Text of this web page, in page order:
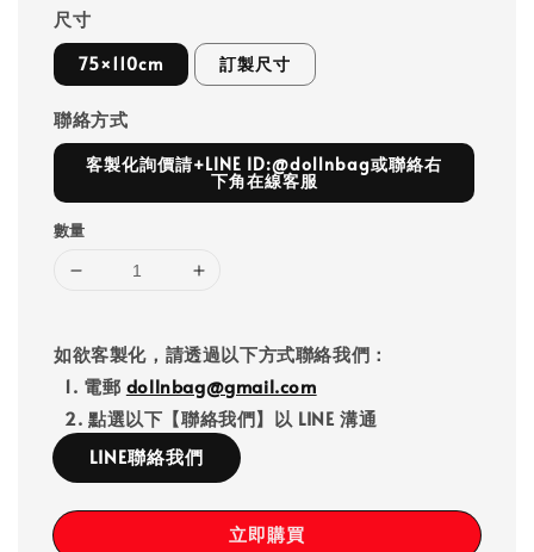
尺寸
75×110cm 訂製尺寸
聯絡方式
客製化詢價請+LINE ID:@dollnbag或聯絡右
下角在線客服
數量
如欲客製化，請透過以下方式聯絡我們：
1. 電郵 dollnbag@gmail.com
2. 點選以下【聯絡我們】以 LINE 溝通
LINE聯絡我們
立即購買